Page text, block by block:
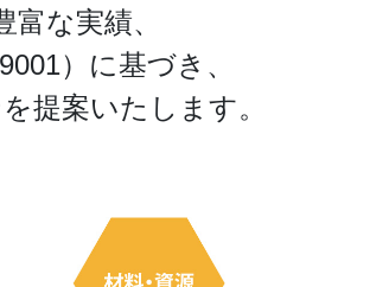
な実績、
）に基づき、
提案いたします。